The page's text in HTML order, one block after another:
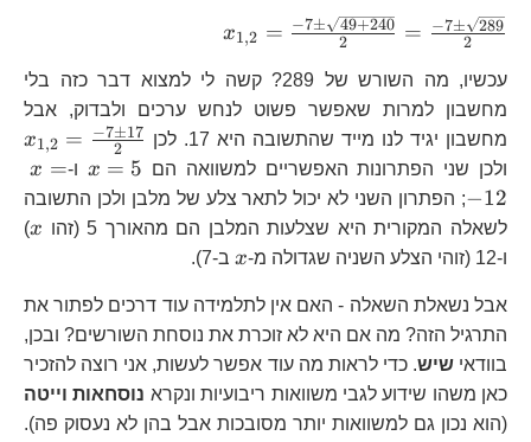
x_{1,2}=\frac{-
{2}=\frac{-
x1,2 = 2
−7± 49+240 = 2
−7± 289
עכשיו, מה השורש של 289? קשה לי למצוא דבר כזה בלי
מחשבון למרות שאפשר פשוט לנחש ערכים ולבדוק, אבל
מחשבון יגיד לנו מייד שהתשובה היא 17. לכן
x1,2 = 2
−7±17
ולכן שני הפתרונות האפשריים למשוואה הם
x=5
x = 5 ו- x =
−12
; הפתרון השני לא יכול לתאר צלע של מלבן ולכן התשובה
לשאלה המקורית היא שצלעות המלבן הם מהאורך 5 (זהו
x
x
)
ו-12 (זוהי הצלע השניה שגדולה מ-
x
x ב-7).
אבל נשאלת השאלה - האם אין לתלמידה עוד דרכים לפתור את
התרגיל הזה? מה אם היא לא זוכרת את נוסחת השורשים? ובכן,
בוודאישיש. כדי לראות מה עוד אפשר לעשות, אני רוצה להזכיר
כאן משהו שידוע לגבי משוואות ריבועיות ונקרא נוסחאות וייטה
(הוא נכון גם למשוואות יותר מסובכות אבל בהן לא נעסוק פה).